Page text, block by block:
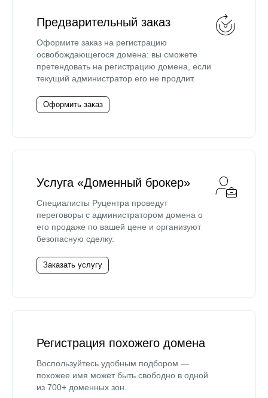
Предварительный заказ
Оформите заказ на регистрацию
освобождающегося домена: вы сможете
претендовать на регистрацию домена, если
текущий администратор его не продлит.
Оформить заказ
Услуга «Доменный брокер»
Специалисты Руцентра проведут
переговоры с администратором домена о
его продаже по вашей цене и организуют
безопасную сделку.
Заказать услугу
Регистрация похожего домена
Воспользуйтесь удобным подбором —
похожее имя может быть свободно в одной
из 700+ доменных зон.